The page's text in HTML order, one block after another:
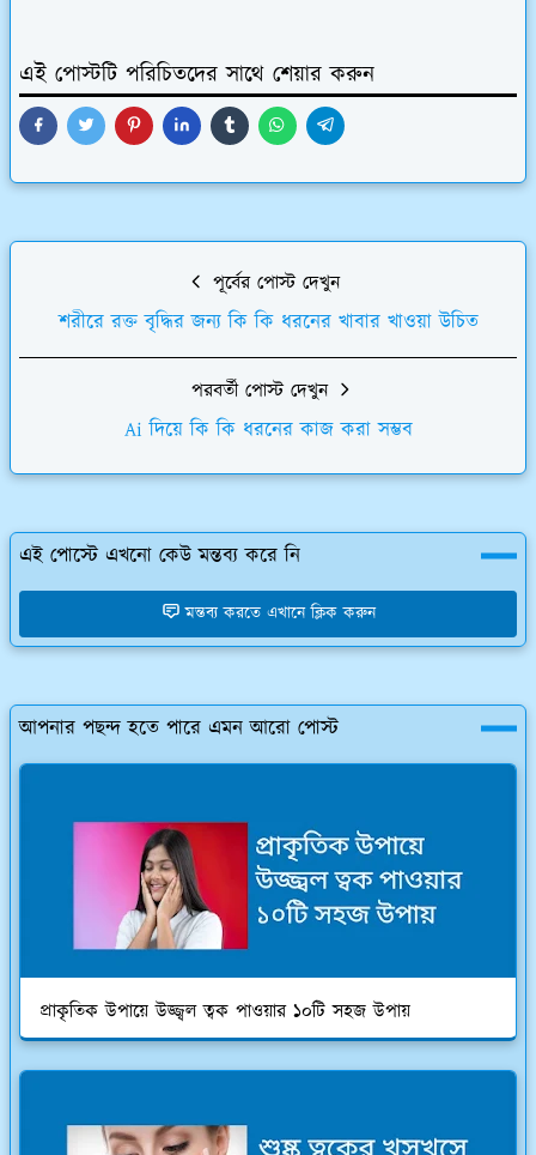
এই পোস্টটি পরিচিতদের সাথে শেয়ার করুন
পূর্বের পোস্ট দেখুন
শরীরে রক্ত বৃদ্ধির জন্য কি কি ধরনের খাবার খাওয়া উচিত
পরবর্তী পোস্ট দেখুন
Ai দিয়ে কি কি ধরনের কাজ করা সম্ভব
এই পোস্টে এখনো কেউ মন্তব্য করে নি
মন্তব্য করতে এখানে ক্লিক করুন
আপনার পছন্দ হতে পারে এমন আরো পোস্ট
প্রাকৃতিক উপায়ে উজ্জ্বল ত্বক পাওয়ার ১০টি সহজ উপায়